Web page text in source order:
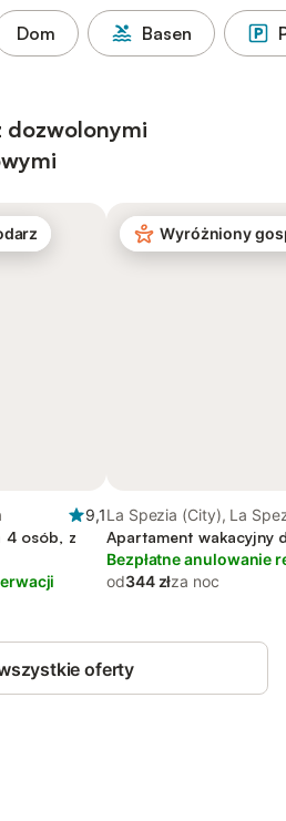
Dom Basen
dozwolonymi
9,1
4 osób, z
Wyróżniony
La Spezia (City), La
Apartament wakacyjny
Bezpłatne anulowanie
od344 złza noc
oferty